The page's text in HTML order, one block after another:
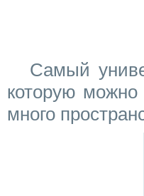
Самый
которую
много